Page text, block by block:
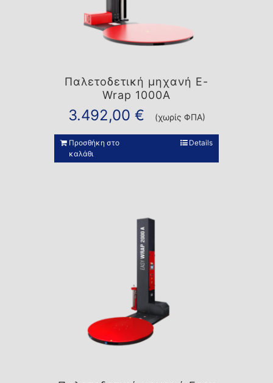
Παλετοδετική μηχανή E-
Wrap 1000A
3.492,00 € (χωρίς ΦΠΑ)
Προσθήκη στο
καλάθι
Details